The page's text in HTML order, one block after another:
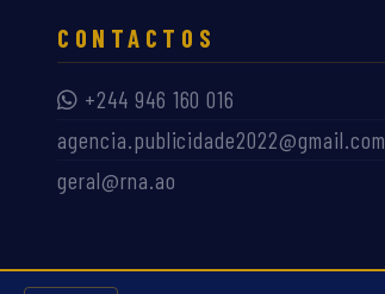
CONTACTOS
+244 946 160 016
agencia.publicidade2022@gmail.com
geral@rna.ao